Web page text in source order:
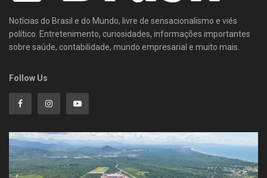
Notícias do Brasil e do Mundo, livre de sensacionalismo e viés
político. Entretenimento, curiosidades, informações importantes
sobre saúde, contabilidade, mundo empresarial e muito mais.
Follow Us